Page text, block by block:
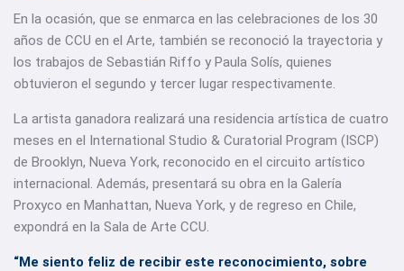
En la ocasión, que se enmarca en las celebraciones de los 30
años de CCU en el Arte, también se reconoció la trayectoria y
los trabajos de Sebastián Riffo y Paula Solís, quienes
obtuvieron el segundo y tercer lugar respectivamente.
La artista ganadora realizará una residencia artística de cuatro
meses en el International Studio & Curatorial Program (ISCP)
de Brooklyn, Nueva York, reconocido en el circuito artístico
internacional. Además, presentará su obra en la Galería
Proxyco en Manhattan, Nueva York, y de regreso en Chile,
expondrá en la Sala de Arte CCU.
“Me siento feliz de recibir este reconocimiento, sobre